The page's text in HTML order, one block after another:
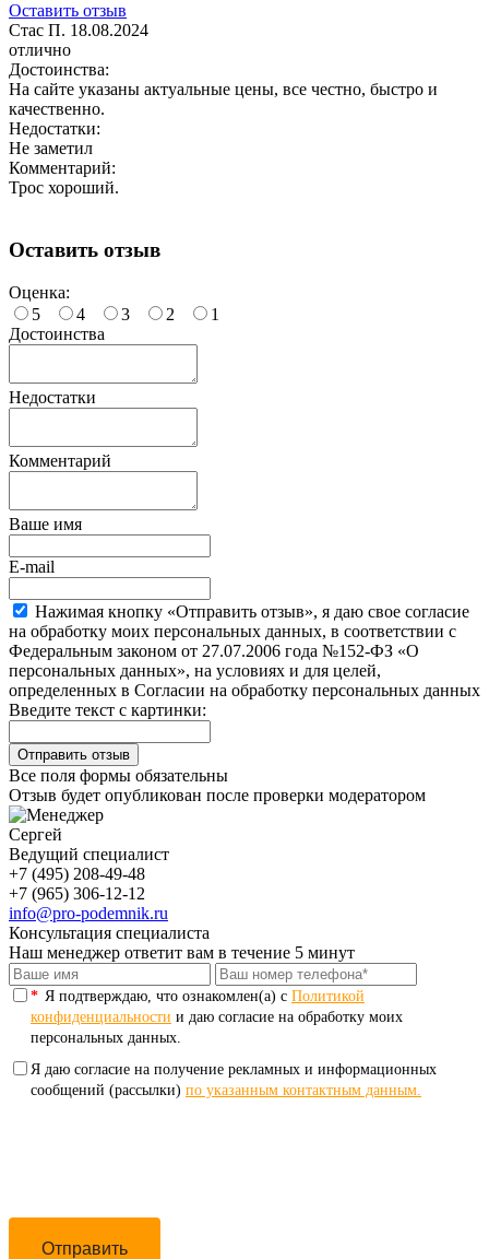
Оставить отзыв
Стас П. 18.08.2024
отлично
Достоинства:
На сайте указаны актуальные цены, все честно, быстро и
качественно.
Недостатки:
Не заметил
Комментарий:
Трос хороший.
Оставить отзыв
Оценка:
5
4 3 2
1
Достоинства
Недостатки
Комментарий
Ваше имя
E-mail
Нажимая кнопку «Отправить отзыв», я даю свое согласие
на обработку моих персональных данных, в соответствии с
Федеральным законом от 27.07.2006 года №152-ФЗ «О
персональных данных», на условиях и для целей,
определенных в Согласии на обработку персональных данных
Введите текст с картинки:
Все поля формы обязательны
Отзыв будет опубликован после проверки модератором
Сергей
Ведущий специалист
+7 (495) 208-49-48
+7 (965) 306-12-12
info@pro-podemnik.ru
Консультация специалиста
Наш менеджер ответит вам в течение 5 минут
* Я подтверждаю, что ознакомлен(а) с Политикой
конфиденциальности и даю согласие на обработку моих
персональных данных.
Я даю согласие на получение рекламных и информационных
сообщений (рассылки) по указанным контактным данным.
Отправить